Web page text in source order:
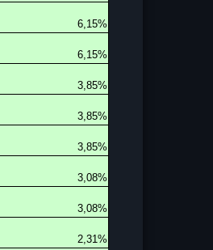
6,15%
6,15%
3,85%
3,85%
3,85%
3,08%
3,08%
2,31%